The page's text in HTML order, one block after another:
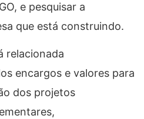
e pesquisar a
que está construindo.
relacionada
encargos e valores para
dos projetos